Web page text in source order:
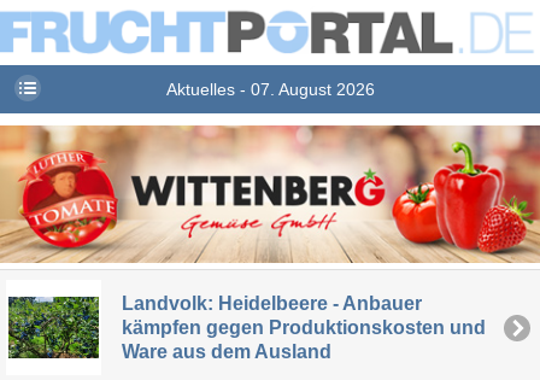
Aktuelles - 07. August 2026
Landvolk: Heidelbeere - Anbauer
kämpfen gegen Produktionskosten und
Ware aus dem Ausland